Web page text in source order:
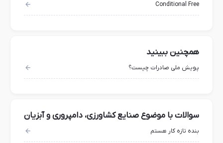
Conditional Free
همچنین ببینید
پویش ملی صادرات چیست؟
سوالات با موضوع صنایع کشاورزی، دامپروری و آبزیان
بنده تازه کار هستم